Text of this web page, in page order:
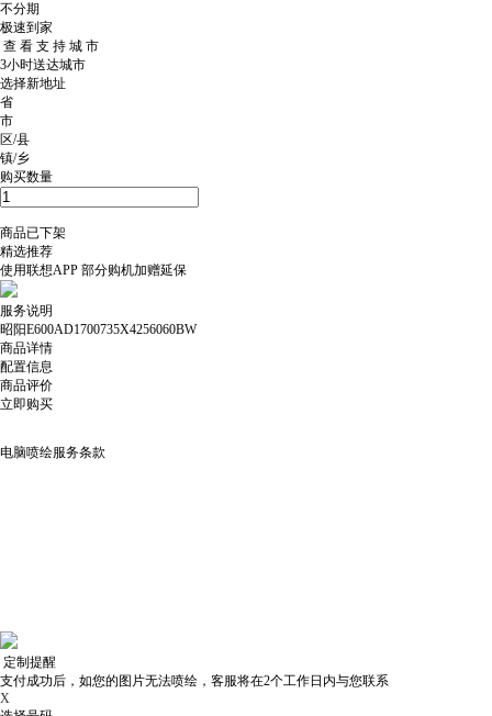
不分期
极速到家
查 看 支 持 城 市
3小时送达城市
选择新地址
省
市
区/县
镇/乡
购买数量
商品已下架
精选推荐
使用联想APP 部分购机加赠延保
服务说明
昭阳E600AD1700735X4256060BW
商品详情
配置信息
商品评价
立即购买
电脑喷绘服务条款
定制提醒
支付成功后，如您的图片无法喷绘，客服将在2个工作日内与您联系
X